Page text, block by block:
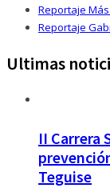
Reportaje
Reportaje
Ultimas
II Carrera
Teguise